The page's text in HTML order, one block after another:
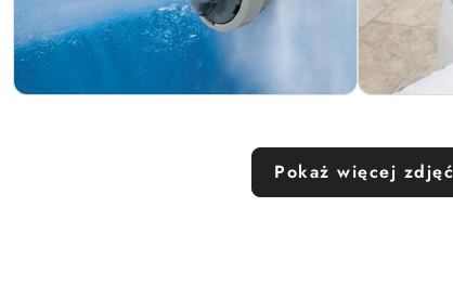
Pokaż więcej zdjęć